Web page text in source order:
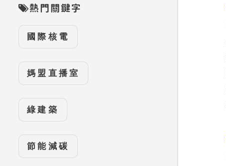
熱門關鍵字
國際核電
媽盟直播室
綠建築
節能減碳